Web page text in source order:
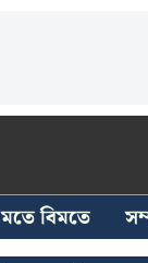
মতে বিমতে